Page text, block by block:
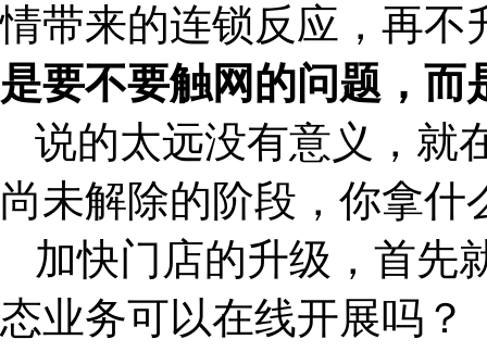
情带来的连锁反应，再不
是要不要触网的问题，
说的太远没有意义，就
尚未解除的阶段，你拿
加快门店的升级，首先
态业务可以在线开展吗？